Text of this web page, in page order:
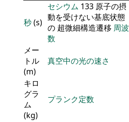
秒(s)
セシウム 133 原子の摂
動を受けない基底状態
の 超微細構造遷移 周波
数
メー
トル
(m)
真空中の光の速さ
キロ
グラ
ム
(kg)
プランク定数